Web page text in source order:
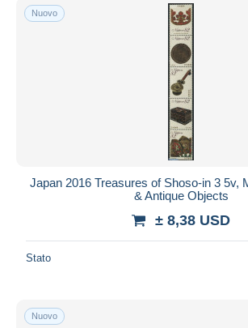
Nuovo
Japan 2016 Treasures of Shoso-in 3 5v,
& Antique Objects
± 8,38 USD
Stato
Nuovo